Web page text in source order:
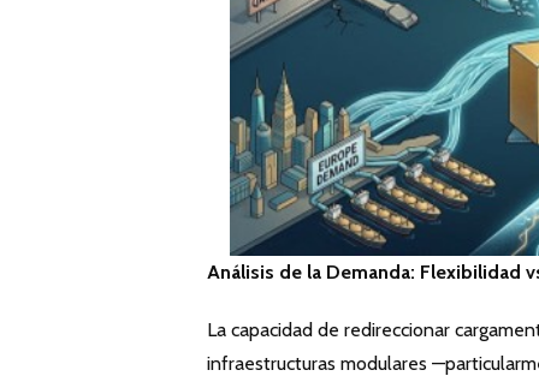
Análisis de la Demanda: Flexibilidad
La capacidad de redireccionar
infraestructuras modulares